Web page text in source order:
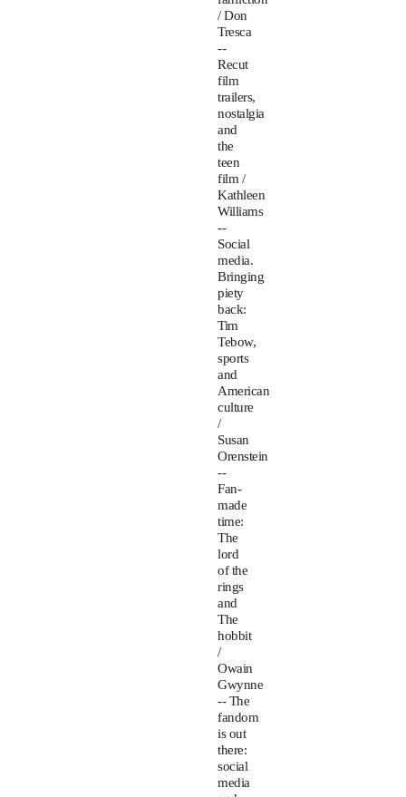
/ Don
Tresca
--
Recut
film
trailers,
nostalgia
and
the
teen
film /
Kathleen
Williams
--
Social
media.
Bringing
piety
back:
Tim
Tebow,
sports
and
American
culture
/
Susan
Orenstein
--
Fan-
made
time:
The
lord
of the
rings
and
The
hobbit
/
Owain
Gwynne
-- The
fandom
is out
there:
social
media